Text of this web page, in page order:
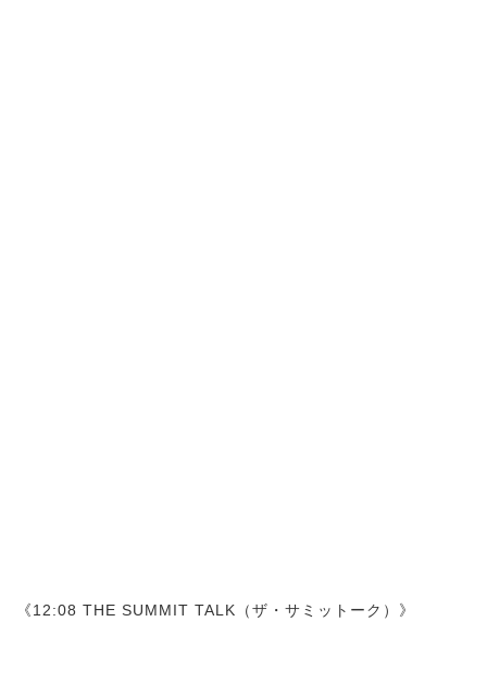
《12:08 THE SUMMIT TALK（ザ・サミットーク）》